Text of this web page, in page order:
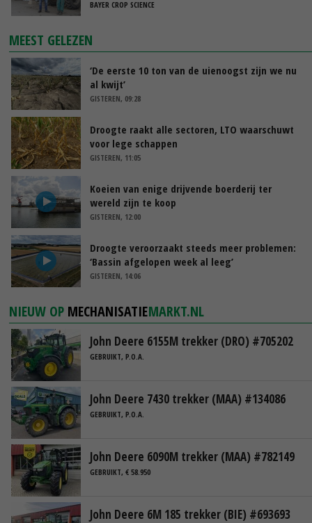
BAYER CROP SCIENCE
MEEST GELEZEN
‘De eerste 10 ton van de uienoogst zijn we nu
al kwijt’
GISTEREN, 09:28
Droogte raakt alle sectoren, LTO waarschuwt
voor lege schappen
GISTEREN, 11:05
Koeien van enige drijvende boerderij ter
wereld zijn te koop
GISTEREN, 12:00
Droogte veroorzaakt steeds meer problemen:
‘Bassin afgelopen week al leeg’
GISTEREN, 14:06
NIEUW OP MECHANISATIEMARKT.NL
John Deere 6155M trekker (DRO) #705202
GEBRUIKT, P.O.A.
John Deere 7430 trekker (MAA) #134086
GEBRUIKT, P.O.A.
John Deere 6090M trekker (MAA) #782149
GEBRUIKT, € 58.950
John Deere 6M 185 trekker (BIE) #693693